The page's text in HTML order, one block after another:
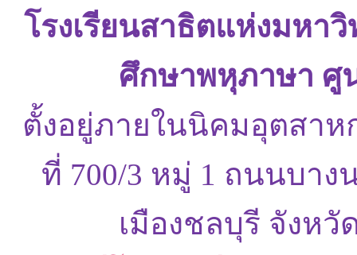
โรงเรียนสาธิตแห่งมหา
ศึกษาพหุภาษา ศู
ตั้งอยู่ภายในนิคมอุตสาห
ที่ 700/3 หมู่ 1 ถนนบาง
เมืองชลบุรี จังห